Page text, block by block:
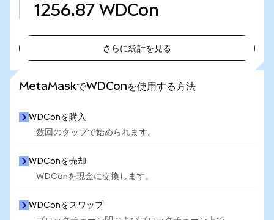
1256.87 WDCon
さらに統計を見る
MetaMaskでWDConを使用する方法
WDConを購入
数回のタップで始められます。
WDConを売却
WDConを現金に交換します。
WDConをスワップ